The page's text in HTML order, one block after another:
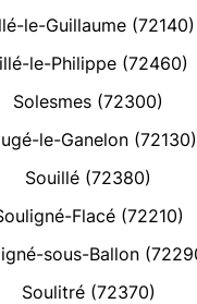
le-Guillaume (72140)
le-Philippe (72460)
Solesmes (72300)
le-Ganelon (72130)
Souillé (72380)
Flacé (72210)
sous-Ballon
Soulitré (72370)